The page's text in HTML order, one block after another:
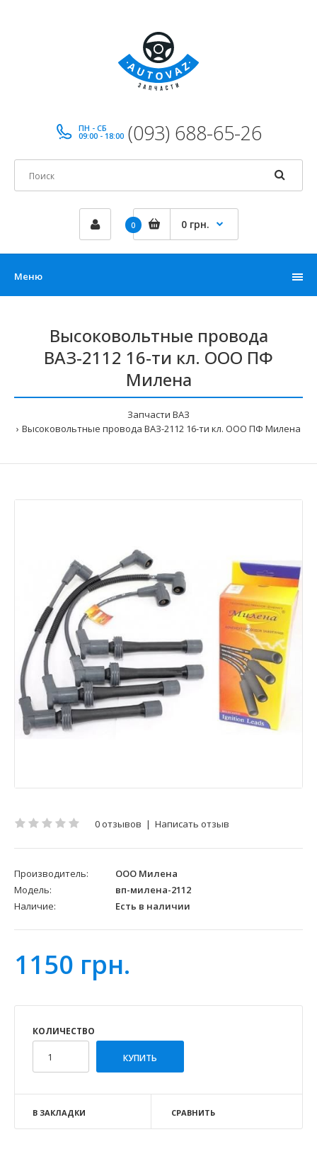
ПН - СБ
09:00 - 18:00 (093) 688-65-26
0 0 грн.
Меню
Высоковольтные провода
ВАЗ-2112 16-ти кл. ООО ПФ
Милена
Запчасти ВАЗ
Высоковольтные провода ВАЗ-2112 16-ти кл. ООО ПФ Милена
0 отзывов | Написать отзыв
Производитель:
ООО Милена
Модель:
вп-милена-2112
Наличие:
Есть в наличии
1150 грн.
КОЛИЧЕСТВО
В ЗАКЛАДКИ СРАВНИТЬ